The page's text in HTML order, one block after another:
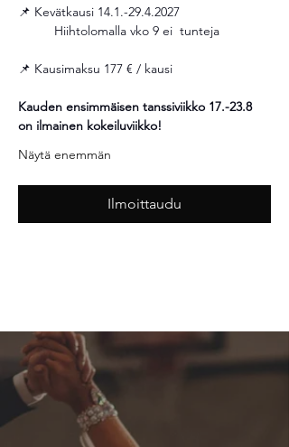
📌 Kevätkausi 14.1.-29.4.2027
	Hiihtolomalla vko 9 ei  tunteja
📌 Kausimaksu 177 € / kausi
Kauden ensimmäisen tanssiviikko 17.-23.8
on ilmainen kokeiluviikko!
Näytä enemmän
Ilmoittaudu